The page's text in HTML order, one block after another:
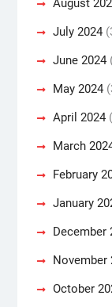
July 2024
June 2024
May 2024
April 2024
March
February
January
December
November
October